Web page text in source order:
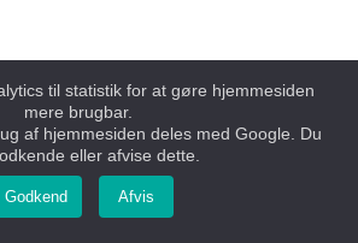
til statistik for at gøre hjemmesiden
mere brugbar.
af hjemmesiden deles med Google. Du
eller afvise dette.
Godkend Afvis